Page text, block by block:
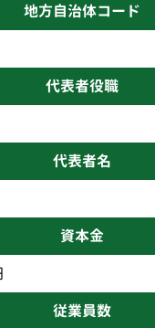
地方自治体コード
代表者役職
代表者名
資本金
従業員数